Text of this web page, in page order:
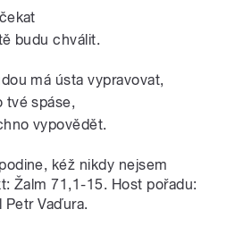
budu chválit.
má ústa vypravovat,
tvé spáse,
vypovědět.
kéž nikdy nejsem
Žalm 71,1-15. Host pořadu:
Petr Vaďura.